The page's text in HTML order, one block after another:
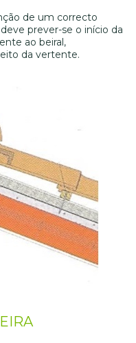
de um correcto
prever-se o início da
ao beiral,
da vertente.